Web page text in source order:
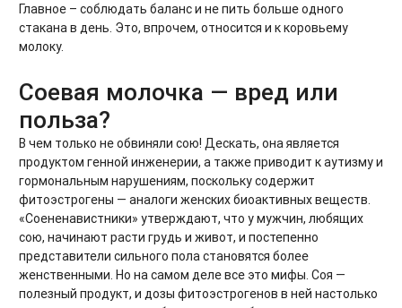
Главное – соблюдать баланс и не пить больше одного
стакана в день. Это, впрочем, относится и к коровьему
молоку.
Соевая молочка — вред или
польза?
В чем только не обвиняли сою! Дескать, она является
продуктом генной инженерии, а также приводит к аутизму и
гормональным нарушениям, поскольку содержит
фитоэстрогены — аналоги женских биоактивных веществ.
«Соененавистники» утверждают, что у мужчин, любящих
сою, начинают расти грудь и живот, и постепенно
представители сильного пола становятся более
женственными. Но на самом деле все это мифы. Соя —
полезный продукт, и дозы фитоэстрогенов в ней настолько